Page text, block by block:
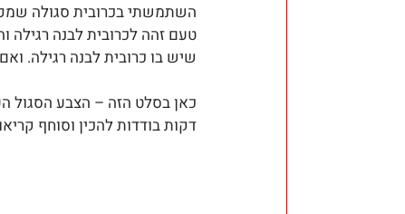
השתמשתי בכרובית סגולה
טעם זהה לכרובית לבנה
שיש בו כרובית לבנה רגילה.
כאן בסלט הזה – הצבע
דקות בודדות להכין וסוחף